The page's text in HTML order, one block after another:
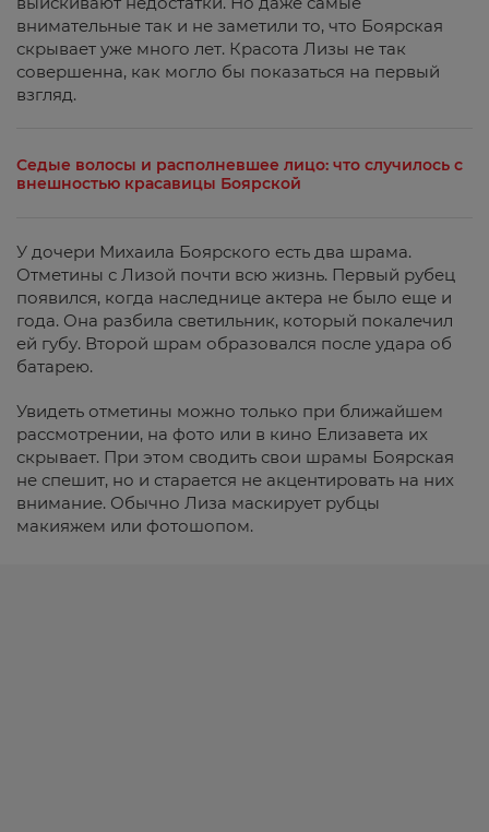
внимательные так и не заметили то, что Боярская
скрывает уже много лет. Красота Лизы не так
совершенна, как могло бы показаться на первый
взгляд.
Седые волосы и располневшее лицо: что случилось с
внешностью красавицы Боярской
У дочери Михаила Боярского есть два шрама.
Отметины с Лизой почти всю жизнь. Первый рубец
появился, когда наследнице актера не было еще и
года. Она разбила светильник, который покалечил
ей губу. Второй шрам образовался после удара об
батарею.
Увидеть отметины можно только при ближайшем
рассмотрении, на фото или в кино Елизавета их
скрывает. При этом сводить свои шрамы Боярская
не спешит, но и старается не акцентировать на них
внимание. Обычно Лиза маскирует рубцы
макияжем или фотошопом.